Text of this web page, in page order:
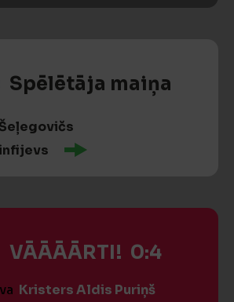
Spēlētāja maiņa
VĀĀĀĀRTI! 0:4
Kristers Aldis Puriņš